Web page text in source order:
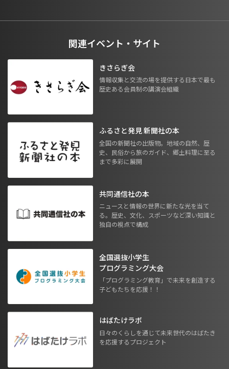
関連イベント・サイト
きさらぎ会
情報収集と交流の場を提供する日本で最も
歴史ある会員制の講演会組織
ふるさと発見 新聞社の本
全国の新聞社の出版物。地域の自然、歴
史、民俗から旅のガイド、郷土料理に至る
まで多彩に展開
共同通信社の本
ニュースと情報の世界に新たな光を当て
る。歴史、文化、スポーツなど深い知識と
独自の視点で構成
全国選抜小学生
プログラミング大会
「プログラミング教育」で未来を創造する
子どもたちを応援！！
はばたけラボ
日々のくらしを通じて未来世代のはばたき
を応援するプロジェクト